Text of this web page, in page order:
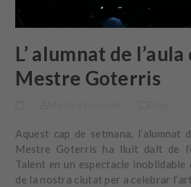
L’ alumnat de
Mestre Goterris
Aquest cap de setmana, l’alumnat
Mestre Goterris ha lluït dalt de
Talent en un espectacle
de la nostra ciutat per a celebrar